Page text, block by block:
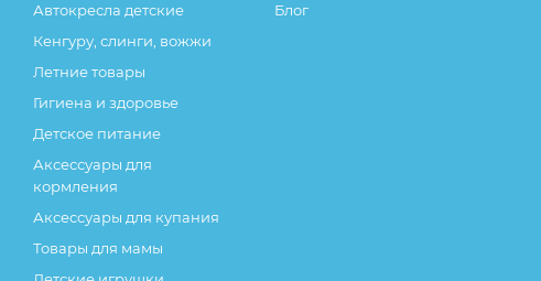
Автокресла детские
Кенгуру, слинги, вожжи
Летние товары
Гигиена и здоровье
Детское питание
Аксессуары для
кормления
Аксессуары для купания
Товары для мамы
Блог